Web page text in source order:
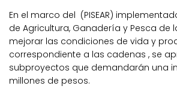
En el marco del (PISEAR)
de Agricultura, Ganadería y Pesca de
mejorar las condiciones de vida y
correspondiente a las cadenas , se
subproyectos que demandarán una
millones de pesos.